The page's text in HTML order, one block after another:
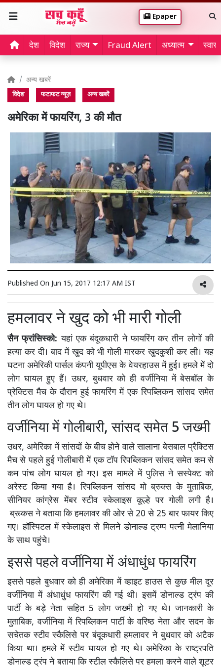
Epaper
देश विदेश राज्य Fraud Alert अध्यात्म
अन्य खबरें
विदेश फटाफट न्यूज़ अन्य खबरें
अमेरिका में फायरिंग, 3 की मौत
Published On Jun 15, 2017 12:17 AM IST
हमलावर ने खुद को भी मारी गोली
सैन फ्रांसिस्को: यहां एक बंदूकधारी ने फायरिंग कर तीन लोगों की
हत्या कर दी। बाद में खुद को भी गोली मारकर खुदकुशी कर ली। यह
घटना अमेरिकी पार्सल कंपनी यूपीएस के वेयरहाउस में हुई। हमले में दो
लोग घायल हुए हैं। उधर, बुधवार को ही वर्जीनिया में बेसबॉल के
प्रेक्टिस मैच के दौरान हुई फायरिंग में एक रिपब्लिकन सांसद समेत
तीन लोग घायल हो गए थे।
वर्जीनिया में गोलीबारी, सांसद समेत 5 जख्मी
उधर, अमेरिका में सांसदों के बीच होने वाले सालाना बेसबाल प्रैक्टिस
मैच से पहले हुई गोलीबारी में एक टॉप रिपब्लिकन सांसद समेत कम से
कम पांच लोग घायल हो गए। इस मामले में पुलिस ने सस्पेक्ट को
अरेस्ट किया गया है। रिपब्लिकन सांसद मो ब्रुक्स के मुताबिक,
सीनियर कांग्रेस मेंबर स्टीव स्केलाइस कूल्हे पर गोली लगी है।
ब्रूकस ने बताया कि हमलावर की ओर से 20 से 25 बार फायर किए
गए। हॉस्पिटल में स्केलाइस से मिलने डोनाल्ड ट्रम्प पत्नी मेलानिया
के साथ पहुंचे।
इससे पहले वर्जीनिया में अंधाधुंध फायरिंग
इससे पहले बुधवार को ही अमेरिका में व्हाइट हाउस से कुछ मील दूर
वर्जीनिया में अंधाधुंध फायरिंग की गई थी। इसमें डोनाल्ड ट्रंप की
पार्टी के बड़े नेता सहित 5 लोग जख्मी हो गए थे। जानकारी के
मुताबिक, वर्जीनिया में रिपब्लिकन पार्टी के वरिष्ठ नेता और सदन के
सचेतक स्टीव स्कैलिसे पर बंदूकधारी हमलावर ने बुधवार को अटैक
किया था। हमले में स्टीव घायल हो गए थे। अमेरिका के राष्ट्रपति
डोनाल्ड ट्रंप ने बताया कि स्टील स्कैलिसे पर हमला करने वाले शूटर